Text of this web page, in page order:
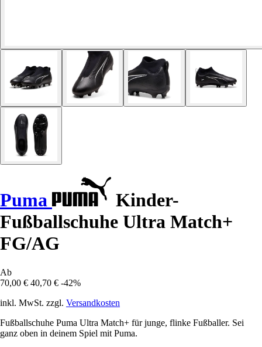
Puma
Kinder-
Fußballschuhe Ultra Match+
FG/AG
Ab
70,00 € 40,70 € -42%
inkl. MwSt. zzgl. Versandkosten
Fußballschuhe Puma Ultra Match+ für junge, flinke Fußballer. Sei
ganz oben in deinem Spiel mit Puma.